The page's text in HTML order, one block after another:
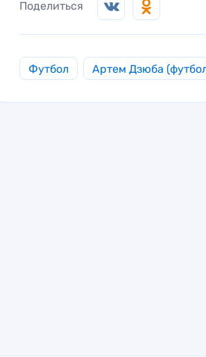
Поделиться
Футбол Артем Дзюба